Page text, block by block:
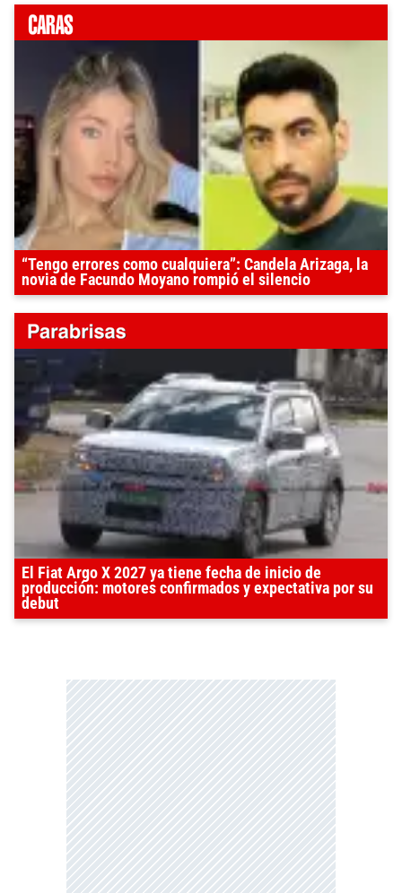
“Tengo errores como cualquiera”: Candela Arizaga, la
novia de Facundo Moyano rompió el silencio
El Fiat Argo X 2027 ya tiene fecha de inicio de
producción: motores confirmados y expectativa por su
debut